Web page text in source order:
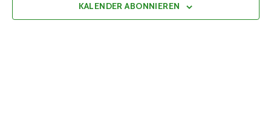
KALENDER ABONNIEREN